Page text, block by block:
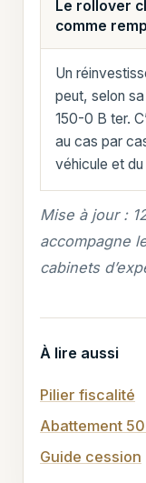
Le rollover
comme
Un
peut, selon
150-0 B ter.
au cas par
véhicule et
Mise à jour :
accompagne
cabinets
À lire aussi
Pilier fiscalité
Abattement
Guide cession